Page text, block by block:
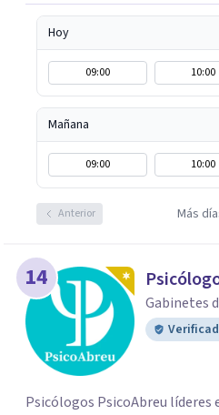
Hoy
09:00 10:00
Mañana
09:00 10:00
Anterior Más
14
Gabinetes
Psicólogos PsicoAbreu líderes